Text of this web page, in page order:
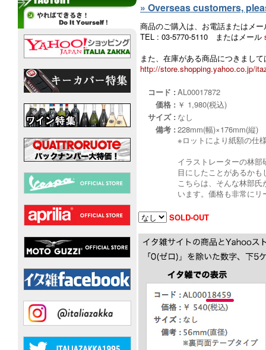
» Overseas customers,
商品のご購入は、お電話またはメ
TEL : 03-5770-5110 またはメール
また、在庫がある商品につきまし
http://store.shopping.yahoo.co.jp/
コード : AL00017872
価格 : ￥ 1,980(税込)
サイズ : なし
備考 : 228mm(幅)×176mm(縦)
※ロットにより紙額の仕
イラストレーターの林
目にしたことがあるかも
こちらは、そんな林部
います。価格も非常に
SOLD-OUT